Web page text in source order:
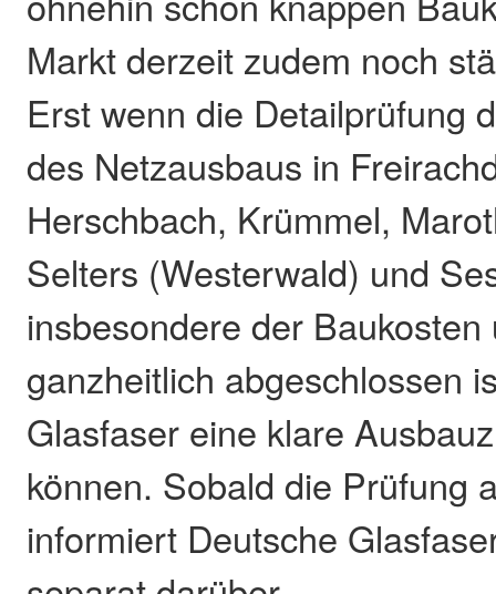
Markt derzeit zudem noch
Erst wenn die Detailprüfung
des Netzausbaus in
Herschbach, Krümmel,
Selters (Westerwald) und
insbesondere der
ganzheitlich abgeschlossen
Glasfaser eine klare
können. Sobald die Prüfung
informiert Deutsche